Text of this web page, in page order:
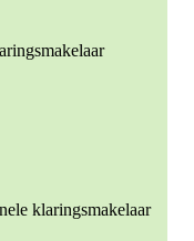
klaringsmakelaar